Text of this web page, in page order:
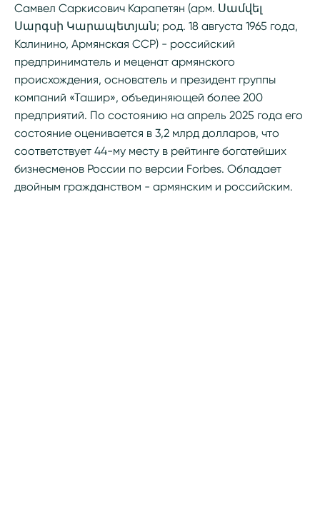
Самвел Саркисович Карапетян (арм. Սամվել
Սարգսի Կարապետյան; род. 18 августа 1965 года,
Калинино, Армянская ССР) - российский
предприниматель и меценат армянского
происхождения, основатель и президент группы
компаний «Ташир», объединяющей более 200
предприятий. По состоянию на апрель 2025 года его
состояние оценивается в 3,2 млрд долларов, что
соответствует 44-му месту в рейтинге богатейших
бизнесменов России по версии Forbes. Обладает
двойным гражданством - армянским и российским.